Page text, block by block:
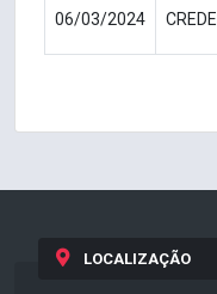
06/03/2024
LOCALIZAÇÃO